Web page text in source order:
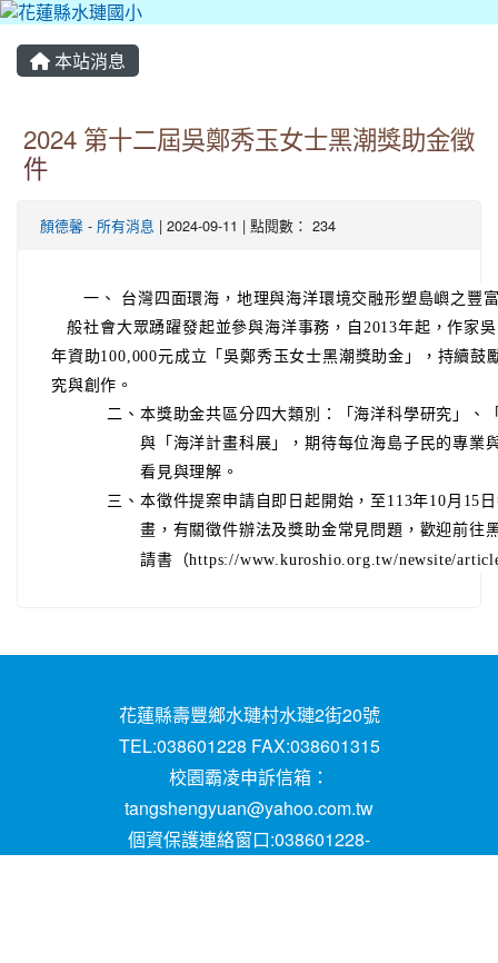
本站消息
2024 第十二屆吳鄭秀玉女士黑潮獎助金徵
件
顏德馨 - 所有消息 | 2024-09-11 | 點閱數： 234
一、 台灣四面環海，地理與海洋環境交融形塑島嶼之
般社會大眾踴躍發起並參與海洋事務，自2013年起，
年資助100,000元成立「吳鄭秀玉女士黑潮獎助金」，持
究與創作。
二、 本獎助金共區分四大類別：「海洋科學研究」、
與「海洋計畫科展」，期待每位海島子民的專業
看見與理解。
三、 本徵件提案申請自即日起開始，至113年10月15
畫，有關徵件辦法及獎助金常見問題，歡迎前往
請書（https://www.kuroshio.org.tw/newsite/
花蓮縣壽豐鄉水璉村水璉2街20號
TEL:038601228 FAX:038601315
校園霸凌申訴信箱：
tangshengyuan@yahoo.com.tw
個資保護連絡窗口:038601228-